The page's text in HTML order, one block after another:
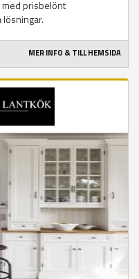
med prisbelönt
MER INFO & TILL HEMSIDA